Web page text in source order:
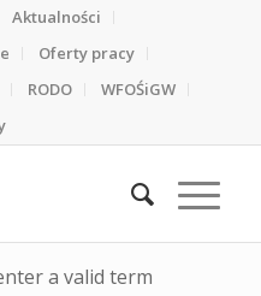
Aktualności
Oferty pracy
RODO
WFOŚiGW
a valid term